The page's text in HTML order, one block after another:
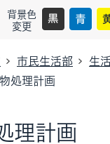
背景色
変更
市民生活部 生
処理計画
理計画